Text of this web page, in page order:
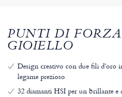
PUNTI DI
GIOIELLO
Design creativo con due fili d’oro
legame prezioso
32 diamanti HSI per un brillante e